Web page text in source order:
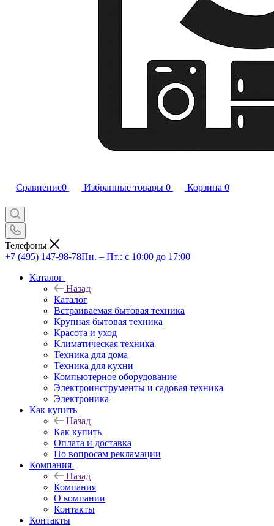
Сравнение0 Избранные товары 0 Корзина 0
Телефоны
+7 (495) 147-98-78Пн. – Пт.: с 10:00 до 17:00
Каталог
Назад
Каталог
Встраиваемая бытовая техника
Крупная бытовая техника
Красота и уход
Климатическая техника
Техника для дома
Техника для кухни
Компьютерное оборудование
Электроинструменты и садовая техника
Электроника
Как купить
Назад
Как купить
Оплата и доставка
По вопросам рекламации
Компания
Назад
Компания
О компании
Контакты
Контакты